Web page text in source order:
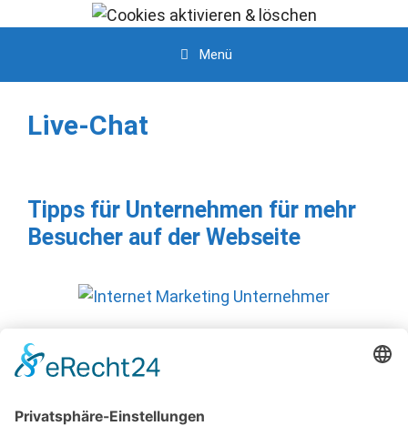
Menü
Live-Chat
Tipps für Unternehmen für mehr
Besucher auf der Webseite
Hier sind einige hochwirksame Tipps für
Unternehmensinhaber, die ein besseres Ranking